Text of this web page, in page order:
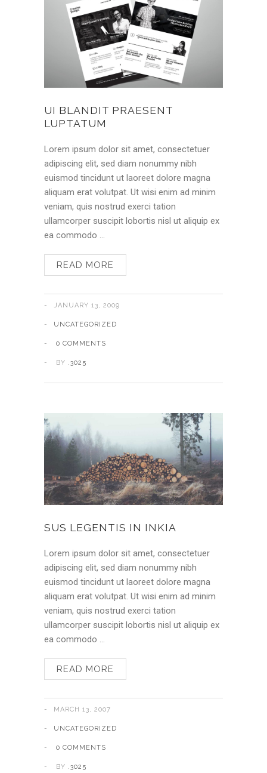
UI BLANDIT PRAESENT
LUPTATUM
Lorem ipsum dolor sit amet, consectetuer
adipiscing elit, sed diam nonummy nibh
euismod tincidunt ut laoreet dolore magna
aliquam erat volutpat. Ut wisi enim ad minim
veniam, quis nostrud exerci tation
ullamcorper suscipit lobortis nisl ut aliquip ex
ea commodo …
READ MORE
JANUARY 13, 2009
UNCATEGORIZED
0 COMMENTS
BY .3025
SUS LEGENTIS IN INKIA
Lorem ipsum dolor sit amet, consectetuer
adipiscing elit, sed diam nonummy nibh
euismod tincidunt ut laoreet dolore magna
aliquam erat volutpat. Ut wisi enim ad minim
veniam, quis nostrud exerci tation
ullamcorper suscipit lobortis nisl ut aliquip ex
ea commodo …
READ MORE
MARCH 13, 2007
UNCATEGORIZED
0 COMMENTS
BY .3025